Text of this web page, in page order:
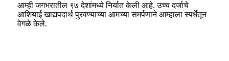
आम्ही जगभरातील ९७ देशांमध्ये निर्यात केली आहे. उच्च दर्जाचे
आशियाई खाद्यपदार्थ पुरवण्याच्या आमच्या समर्पणाने आम्हाला स्पर्धेतून
वेगळे केले.